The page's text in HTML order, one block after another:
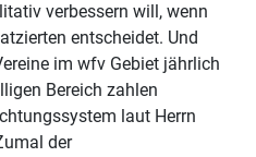
verbessern will, wenn
entscheidet. Und
im wfv Gebiet jährlich
Bereich zahlen
laut Herrn
der